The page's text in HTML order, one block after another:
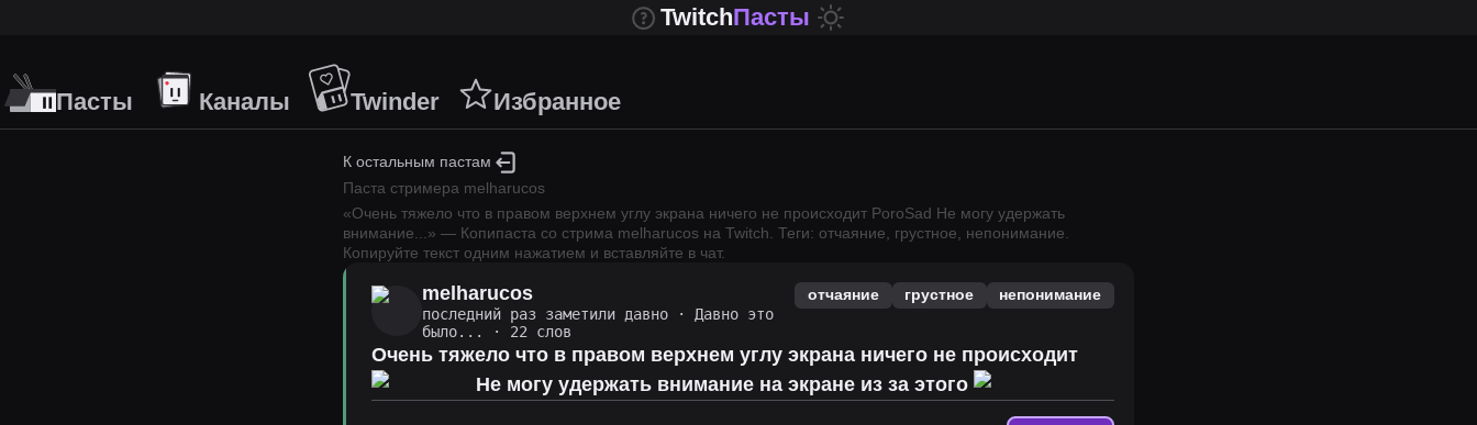
TwitchПасты
Пасты Каналы Twinder Избранное
К остальным пастам
Паста стримера melharucos
«Очень тяжело что в правом верхнем углу экрана ничего не происходит PoroSad Не могу удержать
внимание
» — Копипаста со стрима melharucos на Twitch. Теги: отчаяние, грустное, непонимание.
Копируйте текст одним нажатием и вставляйте в чат.
melharucos
последний раз заметили давно ·
Давно это
было...
· 22 слов
отчаяние грустное непонимание
Очень тяжело что в правом верхнем углу экрана ничего не происходит
Не могу удержать внимание на экране из за этого